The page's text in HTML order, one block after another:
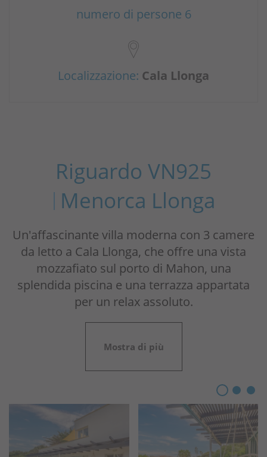
numero di persone 6
Localizzazione: Cala Llonga
Riguardo VN925
Menorca Llonga
Un'affascinante villa moderna con 3 camere
da letto a Cala Llonga, che offre una vista
mozzafiato sul porto di Mahon, una
splendida piscina e una terrazza appartata
per un relax assoluto.
Mostra di più